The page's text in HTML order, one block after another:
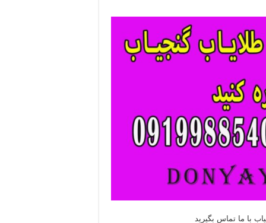
با ما تماس بگیرید